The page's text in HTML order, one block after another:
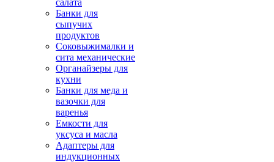
салата
Банки для
сыпучих
продуктов
Соковыжималки и
сита механические
Органайзеры для
кухни
Банки для меда и
вазочки для
варенья
Емкости для
уксуса и масла
Адаптеры для
индукционных